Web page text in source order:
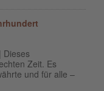
Dieses
Zeit. Es
und für alle –